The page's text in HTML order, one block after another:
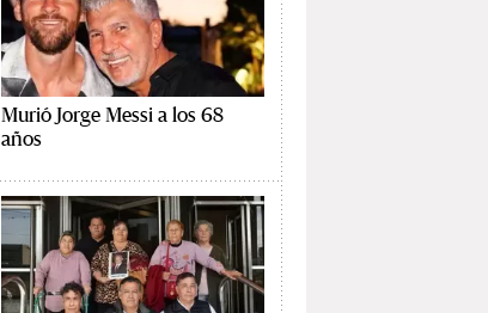
Murió Jorge Messi a los 68
años